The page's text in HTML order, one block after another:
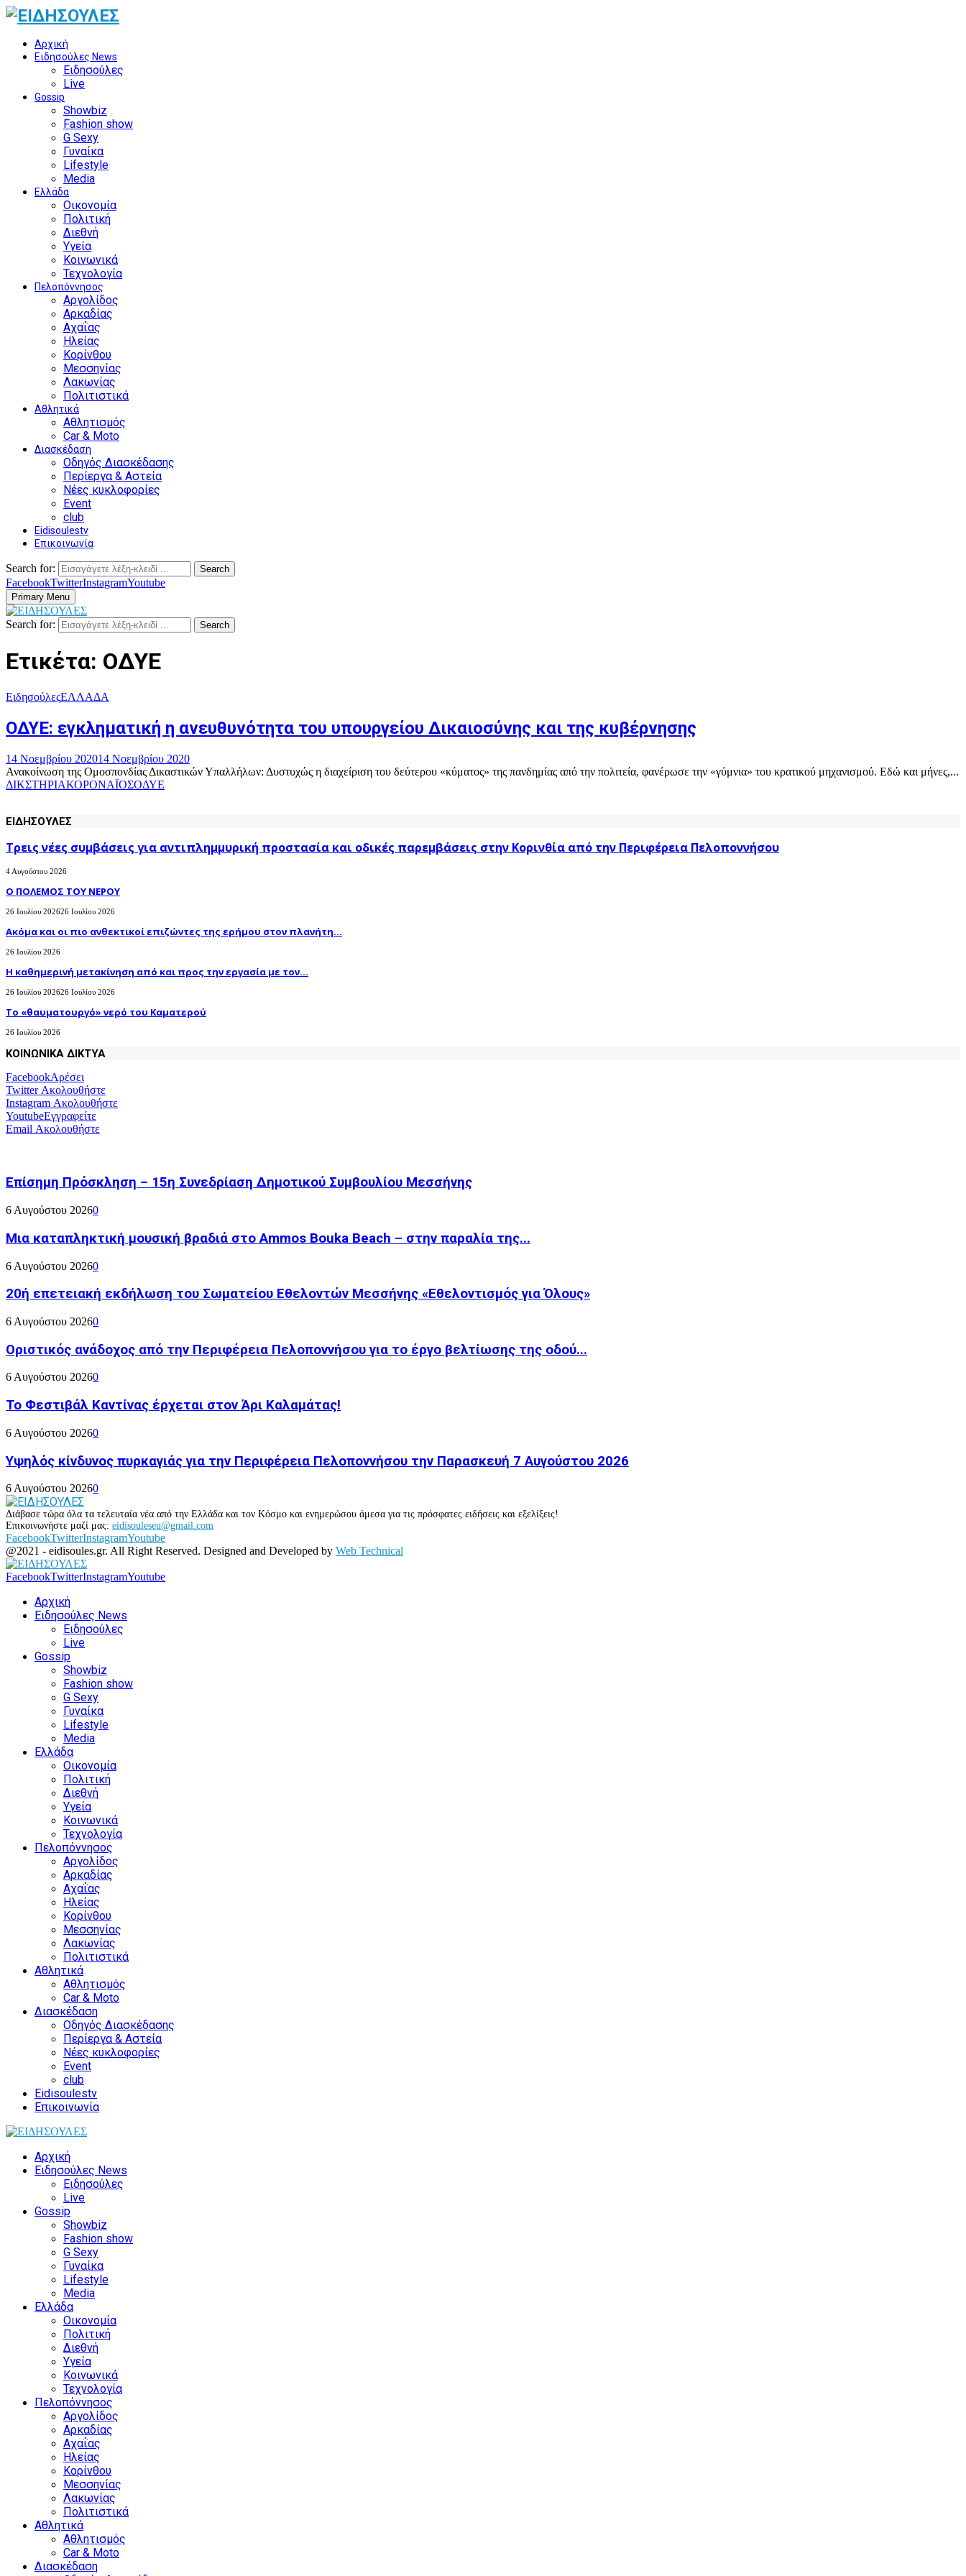
Αρχική
Ειδησούλες News
Ειδησούλες
Live
Gossip
Showbiz
Fashion show
G Sexy
Γυναίκα
Lifestyle
Media
Ελλάδα
Οικονομία
Πολιτική
Διεθνή
Υγεία
Κοινωνικά
Τεχνολογία
Πελοπόννησος
Αργολίδος
Αρκαδίας
Αχαΐας
Ηλείας
Κορίνθου
Μεσσηνίας
Λακωνίας
Πολιτιστικά
Αθλητικά
Αθλητισμός
Car & Moto
Διασκέδαση
Οδηγός Διασκέδασης
Περίεργα & Αστεία
Νέες κυκλοφορίες
Event
club
Eidisoulestv
Επικοινωνία
Search for: Search
FacebookTwitterInstagramYoutube
Primary Menu
Search for: Search
Ετικέτα: ΟΔΥΕ
ΕιδησούλεςΕΛΛΑΔΑ
ΟΔΥΕ: εγκληματική η ανευθυνότητα του υπουργείου Δικαιοσύνης και της κυβέρνησης
14 Νοεμβρίου 202014 Νοεμβρίου 2020
Ανακοίνωση της Ομοσπονδίας Δικαστικών Υπαλλήλων: Δυστυχώς η διαχείριση του δεύτερου «κύματος» της πανδημίας από την πολιτεία, φανέρωσε την «γύμνια» του κρατικού μηχανισμού. Εδώ και μήνες,...
ΔΙΚΣΤΗΡΙΑΚΟΡΟΝΑΪΟΣΟΔΥΕ
ΕΙΔΗΣΟΥΛΕΣ
Τρεις νέες συμβάσεις για αντιπλημμυρική προστασία και οδικές παρεμβάσεις στην Κορινθία από την Περιφέρεια Πελοποννήσου
4 Αυγούστου 2026
Ο ΠΟΛΕΜΟΣ ΤΟΥ ΝΕΡΟΥ
26 Ιουλίου 202626 Ιουλίου 2026
Ακόμα και οι πιο ανθεκτικοί επιζώντες της ερήμου στον πλανήτη...
26 Ιουλίου 2026
H καθημερινή μετακίνηση από και προς την εργασία με τον...
26 Ιουλίου 202626 Ιουλίου 2026
Το «θαυματουργό» νερό του Καματερού
26 Ιουλίου 2026
ΚΟΙΝΩΝΙΚΑ ΔΙΚΤΥΑ
FacebookΑρέσει
TwitterΑκολουθήστε
Instagram Ακολουθήστε
YoutubeΕγγραφείτε
Email Ακολουθήστε
Επίσημη Πρόσκληση – 15η Συνεδρίαση Δημοτικού Συμβουλίου Μεσσήνης
6 Αυγούστου 20260
Μια καταπληκτική μουσική βραδιά στο Ammos Bouka Beach – στην παραλία της...
6 Αυγούστου 20260
20ή επετειακή εκδήλωση του Σωματείου Εθελοντών Μεσσήνης «Εθελοντισμός για Όλους»
6 Αυγούστου 20260
Οριστικός ανάδοχος από την Περιφέρεια Πελοποννήσου για το έργο βελτίωσης της οδού...
6 Αυγούστου 20260
Το Φεστιβάλ Καντίνας έρχεται στον Άρι Καλαμάτας!
6 Αυγούστου 20260
Υψηλός κίνδυνος πυρκαγιάς για την Περιφέρεια Πελοποννήσου την Παρασκευή 7 Αυγούστου 2026
6 Αυγούστου 20260
Διάβασε τώρα όλα τα τελευταία νέα από την Ελλάδα και τον Κόσμο και ενημερώσου άμεσα για τις πρόσφατες ειδήσεις και εξελίξεις!
Επικοινωνήστε μαζί μας: eidisouleseu@gmail.com
FacebookTwitterInstagramYoutube
@2021 - eidisoules.gr. All Right Reserved. Designed and Developed by Web Technical
FacebookTwitterInstagramYoutube
Αρχική
Ειδησούλες News
Ειδησούλες
Live
Gossip
Showbiz
Fashion show
G Sexy
Γυναίκα
Lifestyle
Media
Ελλάδα
Οικονομία
Πολιτική
Διεθνή
Υγεία
Κοινωνικά
Τεχνολογία
Πελοπόννησος
Αργολίδος
Αρκαδίας
Αχαΐας
Ηλείας
Κορίνθου
Μεσσηνίας
Λακωνίας
Πολιτιστικά
Αθλητικά
Αθλητισμός
Car & Moto
Διασκέδαση
Οδηγός Διασκέδασης
Περίεργα & Αστεία
Νέες κυκλοφορίες
Event
club
Eidisoulestv
Επικοινωνία
Αρχική
Ειδησούλες News
Ειδησούλες
Live
Gossip
Showbiz
Fashion show
G Sexy
Γυναίκα
Lifestyle
Media
Ελλάδα
Οικονομία
Πολιτική
Διεθνή
Υγεία
Κοινωνικά
Τεχνολογία
Πελοπόννησος
Αργολίδος
Αρκαδίας
Αχαΐας
Ηλείας
Κορίνθου
Μεσσηνίας
Λακωνίας
Πολιτιστικά
Αθλητικά
Αθλητισμός
Car & Moto
Διασκέδαση